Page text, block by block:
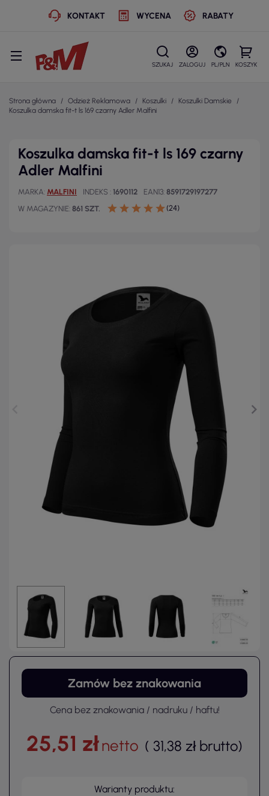
KONTAKT WYCENA RABATY
SZUKAJ ZALOGUJ PL/PLN KOSZYK
Strona główna Odzież Reklamowa Koszulki
Koszulki Damskie
Koszulka damska fit-t ls 169 czarny Adler Malfini
Koszulka damska fit-t ls 169 czarny
Adler Malfini
MARKA MALFINI INDEKS 1690112 EAN13 8591729197277
W MAGAZYNIE 861 SZT. (24)
Zamów bez znakowania
Cena bez znakowania / nadruku / haftu!
25,51 złnetto ( 31,38 zł brutto)
Warianty produktu: